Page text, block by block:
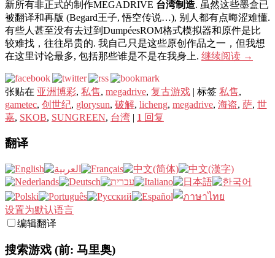
新所有非正式的制作MEGADRIVE 台湾制造. 虽然这些墨盒已
被翻译和再版 (Begard王子, 悟空传说…), 别人都有点晦涩难懂.
有些人甚至没有去过到DumpéesROM格式模拟器和原件是比
较难找，往往昂贵的. 我自己只是这些原创作品之一，但我想
在这里讨论最多, 包括那些谁是不是在我身上. 继续阅读 →
张贴在 亚洲博彩, 私售, megadrive, 复古游戏 | 标签 私售,
gametec, 创世纪, glorysun, 破解, licheng, megadrive, 海盗, 萨, 世
嘉, SKOB, SUNGREEN, 台湾 | 1 回复
翻译
设置为默认语言
编辑翻译
搜索游戏 (前: 马里奥)